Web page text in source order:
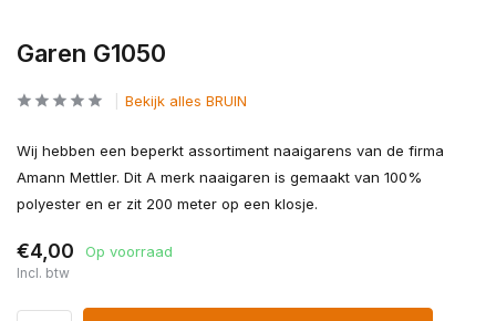
Garen G1050
Bekijk alles BRUIN
Wij hebben een beperkt assortiment naaigarens van de firma
Amann Mettler. Dit A merk naaigaren is gemaakt van 100%
polyester en er zit 200 meter op een klosje.
€4,00 Op voorraad
Incl. btw